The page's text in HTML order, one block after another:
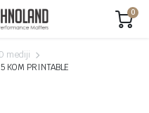
0
mediji
PRINTABLE